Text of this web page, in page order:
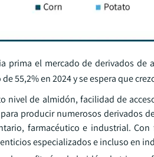
prima el mercado de derivados
55,2% en 2024 y se espera que
nivel de almidón, facilidad de
producir numerosos derivados
farmacéutico e industrial.
especializados e incluso en